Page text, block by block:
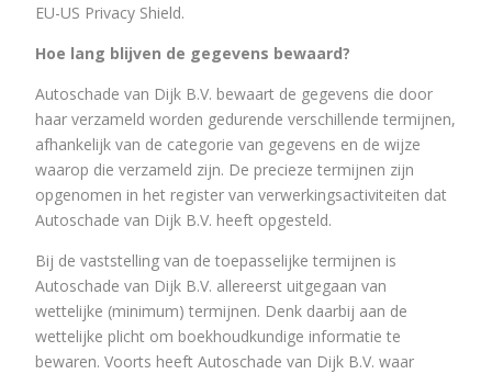
EU-US Privacy Shield.
Hoe lang blijven de gegevens bewaard?
Autoschade van Dijk B.V. bewaart de gegevens die door
haar verzameld worden gedurende verschillende termijnen,
afhankelijk van de categorie van gegevens en de wijze
waarop die verzameld zijn. De precieze termijnen zijn
opgenomen in het register van verwerkingsactiviteiten dat
Autoschade van Dijk B.V. heeft opgesteld.
Bij de vaststelling van de toepasselijke termijnen is
Autoschade van Dijk B.V. allereerst uitgegaan van
wettelijke (minimum) termijnen. Denk daarbij aan de
wettelijke plicht om boekhoudkundige informatie te
bewaren. Voorts heeft Autoschade van Dijk B.V. waar